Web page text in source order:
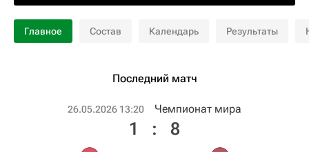
Главное Состав Календарь Результаты
Последний матч
26.05.2026 13:20 Чемпионат мира
1 : 8